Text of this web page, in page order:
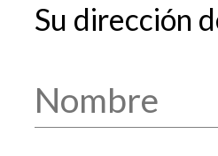
Su dirección